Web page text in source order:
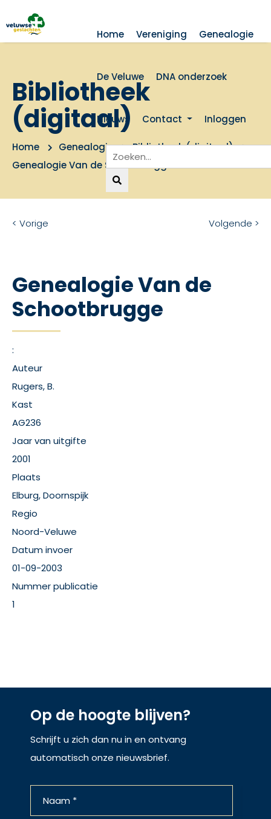
Home Vereniging Genealogie
De Veluwe DNA onderzoek
Nieuws Contact Inloggen
Bibliotheek
(digitaal)
Home Genealogie
Bibliotheek (digitaal)
Genealogie Van de Schootbrugge
< Vorige Volgende >
Genealogie Van de
Schootbrugge
:
Auteur
Rugers, B.
Kast
AG236
Jaar van uitgifte
2001
Plaats
Elburg, Doornspijk
Regio
Noord-Veluwe
Datum invoer
01-09-2003
Nummer publicatie
1
Op de hoogte blijven?
Schrijft u zich dan nu in en ontvang
automatisch onze nieuwsbrief.